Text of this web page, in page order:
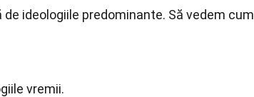
ideologiile predominante. Să vedem cum
vremii.